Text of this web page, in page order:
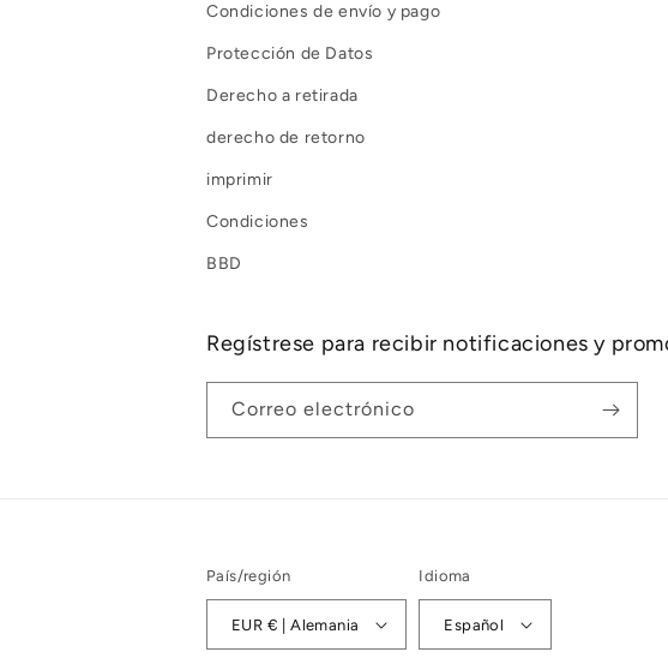
Condiciones de envío y pago
Protección de Datos
Derecho a retirada
derecho de retorno
imprimir
Condiciones
BBD
Regístrese para recibir notificaciones y
Correo electrónico
País/región
EUR € | Alemania
Idioma
Español